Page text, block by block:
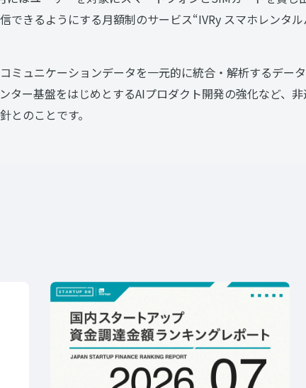
できるようにする月額制のサービス“IVRy スマホレンタ
ミュニケーションデータを一元的に統合・解析するデー
ター基盤をはじめとするAIプロダクト開発の強化など、
とのことです。